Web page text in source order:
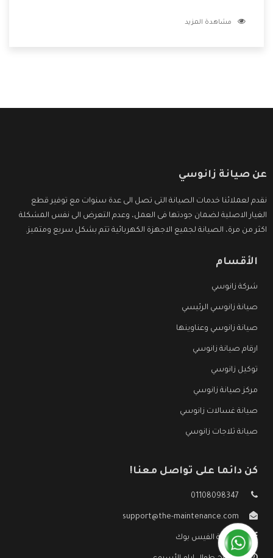
مكانتنا وعلى عملاءنا الكرام .
مشاهدة المزيد
عن صيانة زانوسي
نقدم لعملائنا خدمات الصيانة التى تصل الى عدة سنوات مع توفير قطع
الغيار الاصلية لضمان جودتها فى العمل، وعدم التعرض الى نفس المشكلة
اكثر من مرة، الصيانة لجميع الاجهزة الكهربائية تتم بشكل سريع ومتميز.
الأقسام
شركة زانوسي
صيانة زانوسي الرئيسي
صيانة زانوسي وعناوينها
ارقام صيانة زانوسي
توكيل زانوسي
مركز صيانة زانوسي
صيانة غسالات زانوسي
صيانة ثلاجات زانوسي
كن دائما على تواصل معنا!
01108098347
support@the-maintenance.com
صفحة الفيس بوك